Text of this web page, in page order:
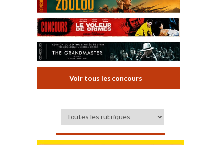
Voir tous les concours